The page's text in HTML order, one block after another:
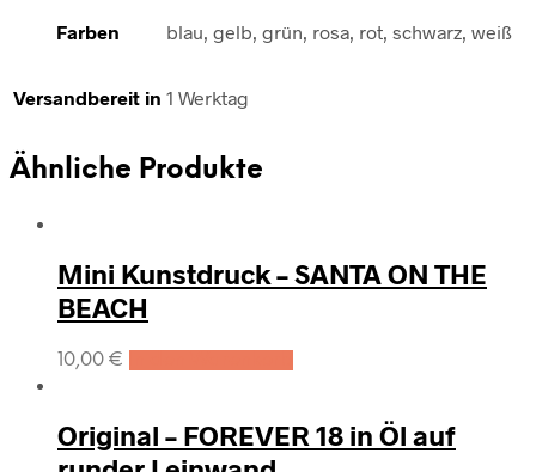
Farben blau, gelb, grün, rosa, rot, schwarz, weiß
Versandbereit in 1 Werktag
Ähnliche Produkte
Mini Kunstdruck – SANTA ON THE
BEACH
10,00 €
Original – FOREVER 18 in Öl auf